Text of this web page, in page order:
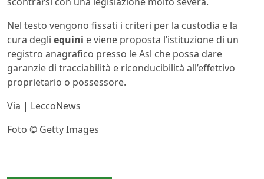
Nel testo vengono fissati i criteri per la custodia e la
cura degli equini e viene proposta l’istituzione di un
registro anagrafico presso le Asl che possa dare
garanzie di tracciabilità e riconducibilità all’effettivo
proprietario o possessore.
Via | LeccoNews
Foto © Getty Images